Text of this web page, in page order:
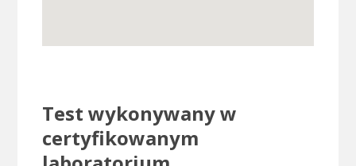
Test wykonywany w
certyfikowanym